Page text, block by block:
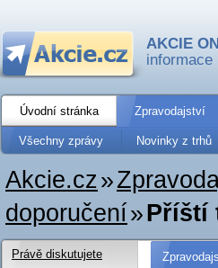
AKCIE
informace
Úvodní stránka Zpravodajství
Všechny zprávy Novinky z trhů
Akcie.cz»
doporučení»Příští
Právě diskutujete